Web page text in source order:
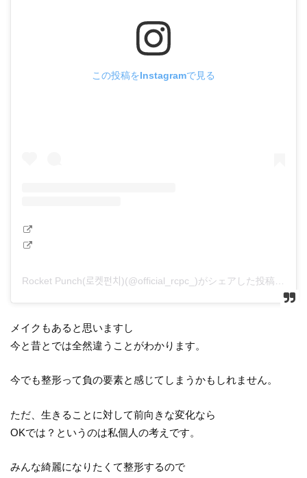
この投稿をInstagramで見る
メイクもあると思いますし
今と昔とでは全然違うことがわかります。
今でも整形って負の要素と感じてしまうかもしれません。
ただ、生きることに対して前向きな変化なら
OKでは？というのは私個人の考えです。
みんな綺麗になりたくて整形するので